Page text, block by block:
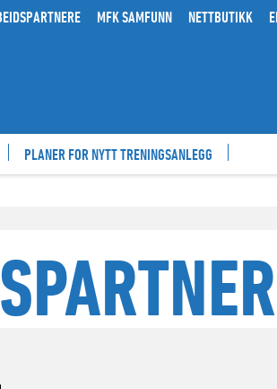
MFK SAMFUNN NETTBUTIKK
PLANER FOR NYTT TRENINGSANLEGG